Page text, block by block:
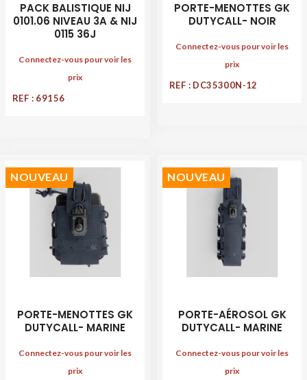
PACK BALISTIQUE NIJ
0101.06 NIVEAU 3A & NIJ
0115 36J
Connectez-vous pour voir les
prix
REF : 69156
PORTE-MENOTTES GK
DUTYCALL- NOIR
Connectez-vous pour voir les
prix
REF : DC35300N-12
PORTE-MENOTTES GK
DUTYCALL- MARINE
Connectez-vous pour voir les
prix
NOUVEAU
PORTE-AÉROSOL GK
DUTYCALL- MARINE
Connectez-vous pour voir les
prix
NOUVEAU